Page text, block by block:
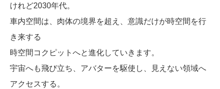
けれど2030年代。
車内空間は、肉体の境界を超え、意識だけが時空間を行
き来する
時空間コクピットへと進化していきます。
宇宙へも飛び立ち、アバターを駆使し、見えない領域へ
アクセスする。